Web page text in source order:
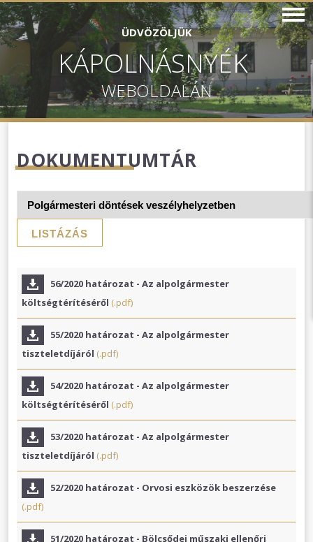
ÜDVÖZÖLJÜK
KÁPOLNÁSNYÉK
WEBOLDALÁN
DOKUMENTUMTÁR
LISTÁZÁS
56/2020 határozat - Az alpolgármester
költségtérítéséről (.pdf)
55/2020 határozat - Az alpolgármester
tiszteletdíjáról (.pdf)
54/2020 határozat - Az alpolgármester
költségtérítéséről (.pdf)
53/2020 határozat - Az alpolgármester
tiszteletdíjáról (.pdf)
52/2020 határozat - Orvosi eszközök beszerzése
(.pdf)
51/2020 határozat - Bölcsődei műszaki ellenőri